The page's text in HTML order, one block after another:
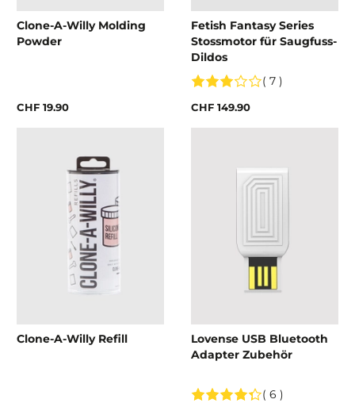
Clone-A-Willy Molding
Powder
CHF 19.90
Fetish Fantasy Series
Stossmotor für Saugfuss-
Dildos
( 7 )
CHF 149.90
Clone-A-Willy Refill
Lovense USB Bluetooth
Adapter Zubehör
( 6 )